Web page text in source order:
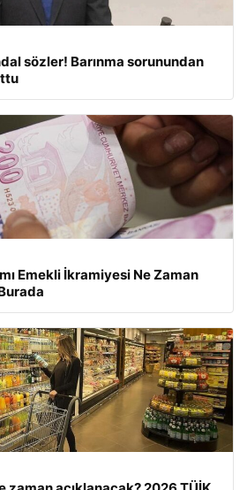
sözler! Barınma sorunundan
Emekli İkramiyesi Ne Zaman